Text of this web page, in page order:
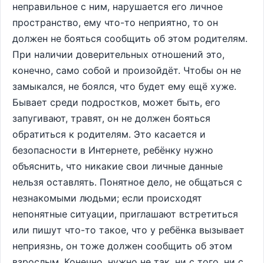
неправильное с ним, нарушается его личное
пространство, ему что-то неприятно, то он
должен не бояться сообщить об этом родителям.
При наличии доверительных отношений это,
конечно, само собой и произойдёт. Чтобы он не
замыкался, не боялся, что будет ему ещё хуже.
Бывает среди подростков, может быть, его
запугивают, травят, он не должен бояться
обратиться к родителям. Это касается и
безопасности в Интернете, ребёнку нужно
объяснить, что никакие свои личные данные
нельзя оставлять. Понятное дело, не общаться с
незнакомыми людьми; если происходят
непонятные ситуации, приглашают встретиться
или пишут что-то такое, что у ребёнка вызывает
неприязнь, он тоже должен сообщить об этом